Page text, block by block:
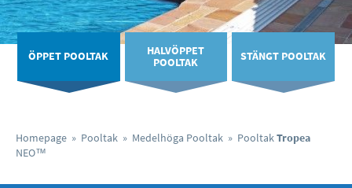
ÖPPET POOLTAK
HALVÖPPET
POOLTAK
STÄNGT POOLTAK
Homepage » Pooltak » Medelhöga Pooltak » PooltakTropea
NEO™